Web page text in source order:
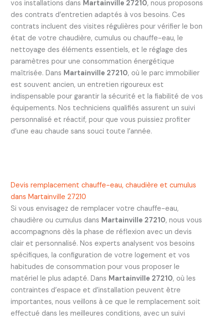
vos installations dans Martainville 27210, nous proposons
des contrats d’entretien adaptés à vos besoins. Ces
contrats incluent des visites régulières pour vérifier le bon
état de votre chaudière, cumulus ou chauffe-eau, le
nettoyage des éléments essentiels, et le réglage des
paramètres pour une consommation énergétique
maîtrisée. Dans Martainville 27210, où le parc immobilier
est souvent ancien, un entretien rigoureux est
indispensable pour garantir la sécurité et la fiabilité de vos
équipements. Nos techniciens qualifiés assurent un suivi
personnalisé et réactif, pour que vous puissiez profiter
d’une eau chaude sans souci toute l’année.
Devis remplacement chauffe-eau, chaudière et cumulus
dans Martainville 27210
Si vous envisagez de remplacer votre chauffe-eau,
chaudière ou cumulus dans Martainville 27210, nous vous
accompagnons dès la phase de réflexion avec un devis
clair et personnalisé. Nos experts analysent vos besoins
spécifiques, la configuration de votre logement et vos
habitudes de consommation pour vous proposer le
matériel le plus adapté. Dans Martainville 27210, où les
contraintes d’espace et d’installation peuvent être
importantes, nous veillons à ce que le remplacement soit
effectué dans les meilleures conditions, avec un suivi